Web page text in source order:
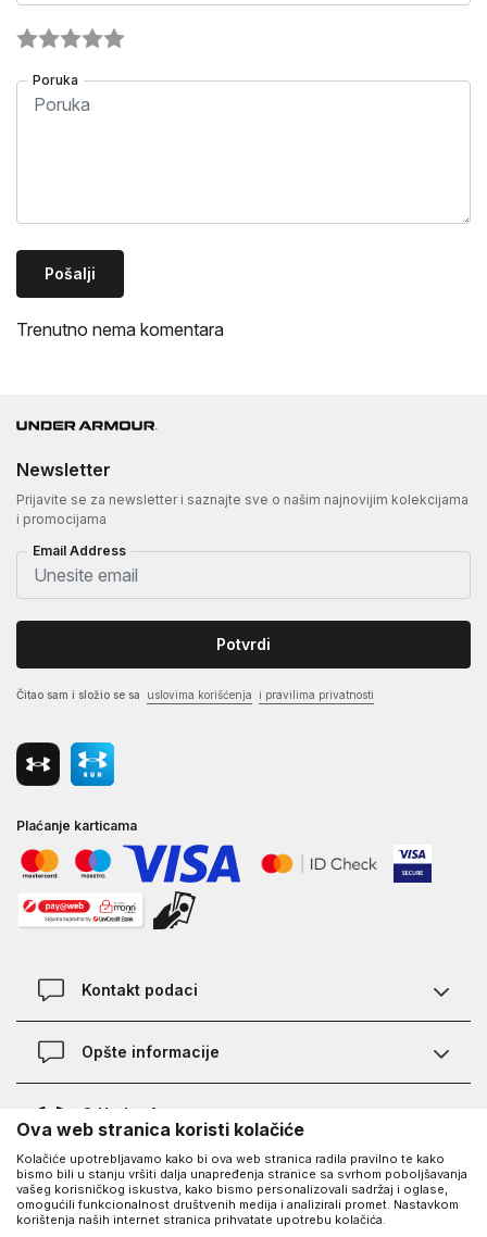
Poruka
Pošalji
Trenutno nema komentara
Newsletter
Prijavite se za newsletter i saznajte sve o našim najnovijim kolekcijama
i promocijama
Email Address
Potvrdi
Čitao sam i složio se sa uslovima korišćenja i pravilima privatnosti
Plaćanje karticama
Kontakt podaci
Kontakt
Opšte informacije
Provjera statusa porudžbine
Najčešća pitanja
Kako kupiti
O Under Armour-u
O nama - priča o UA
Saznajte više o UA
Karijera
UA Social
Facebook
Ova web stranica koristi kolačiće
Kolačiće upotrebljavamo kako bi ova web stranica radila pravilno te kako
bismo bili u stanju vršiti dalja unapređenja stranice sa svrhom poboljšavanja
vašeg korisničkog iskustva, kako bismo personalizovali sadržaj i oglase,
omogućili funkcionalnost društvenih medija i analizirali promet. Nastavkom
korištenja naših internet stranica prihvatate upotrebu kolačića.